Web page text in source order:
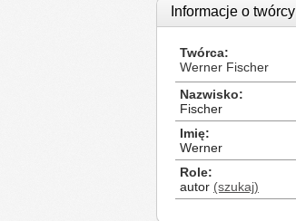
Informacje o twórcy
Twórca
Werner Fischer
Nazwisko
Fischer
Imię
Werner
Role
autor (szukaj)